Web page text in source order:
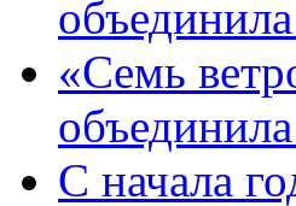
«Семь
С начала